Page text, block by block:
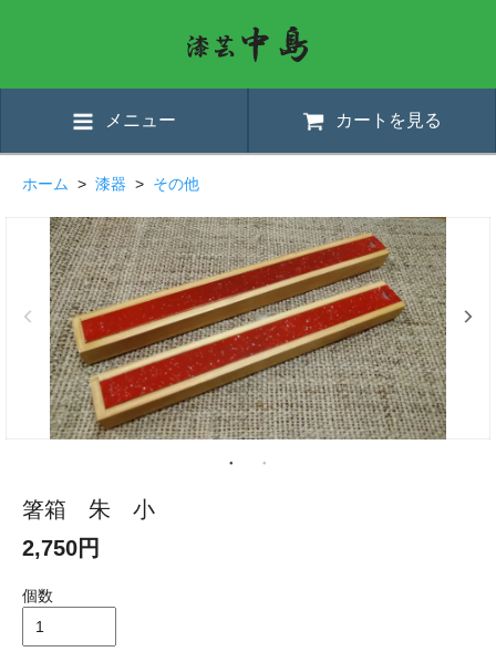
メニュー カートを見る
ホーム > 漆器 > その他
箸箱 朱 小
2,750円
個数